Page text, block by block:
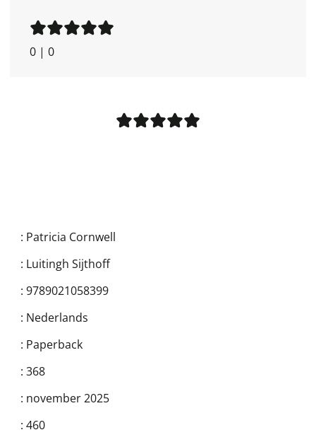
0 | 0
: Patricia Cornwell
: Luitingh Sijthoff
: 9789021058399
: Nederlands
: Paperback
: 368
: november 2025
: 460